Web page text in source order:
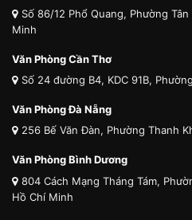
Số 86/12 Phổ Quang, Phường
Minh
Văn Phòng Cần Thơ
Số 24 đường B4, KDC 91B,
Văn Phòng Đà Nẵng
256 Bế Văn Đàn, Phường Thanh
Văn Phòng Bình Dương
804 Cách Mạng Tháng Tám,
Hồ Chí Minh